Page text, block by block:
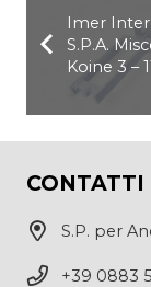
Imer
S.P.A.
Koine 3 –
CONTATTI
S.P. per
+39 0883